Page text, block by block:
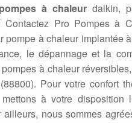
à chaleurdaikin,
Pro Pompes à
à chaleur implantée
le dépannage et la
à chaleur
Pour votre confort
à votre disposition
nous sommes